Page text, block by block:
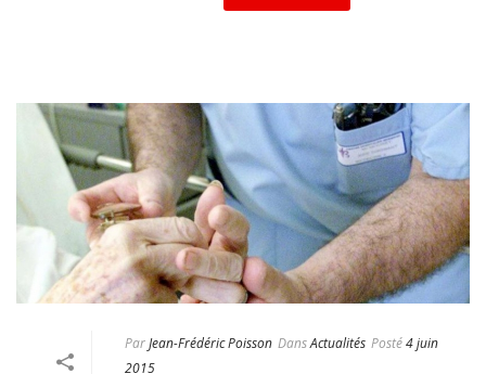
ParJean-Frédéric Poisson DansActualités Posté4 juin
2015